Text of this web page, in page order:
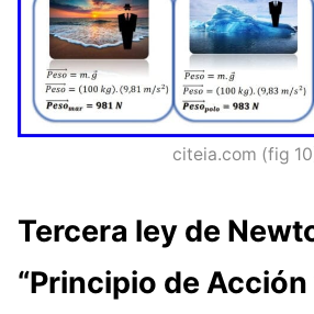
citeia.com (fig
Tercera ley de
“Principio de Acción